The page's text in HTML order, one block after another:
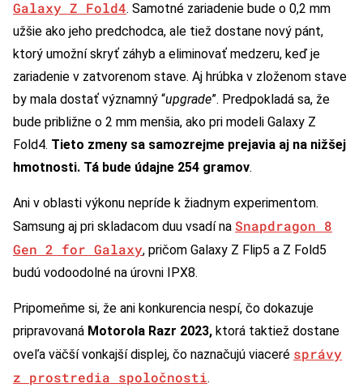
Galaxy Z Fold4. Samotné zariadenie bude o 0,2 mm
užšie ako jeho predchodca, ale tiež dostane nový pánt,
ktorý umožní skryť záhyb a eliminovať medzeru, keď je
zariadenie v zatvorenom stave. Aj hrúbka v zloženom stave
by mala dostať významný “upgrade”. Predpokladá sa, že
bude približne o 2 mm menšia, ako pri modeli Galaxy Z
Fold4. Tieto zmeny sa samozrejme prejavia aj na nižšej
hmotnosti. Tá bude údajne 254 gramov.
Ani v oblasti výkonu nepríde k žiadnym experimentom.
Samsung aj pri skladacom duu vsadí na Snapdragon 8
Gen 2 for Galaxy, pričom Galaxy Z Flip5 a Z Fold5
budú vodoodolné na úrovni IPX8.
Pripomeňme si, že ani konkurencia nespí, čo dokazuje
pripravovaná Motorola Razr 2023, ktorá taktiež dostane
oveľa väčší vonkajší displej, čo naznačujú viaceré správy
z prostredia spoločnosti.